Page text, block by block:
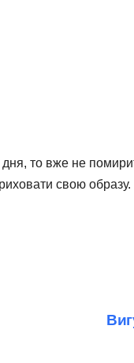
дня, то вже не
свою образу.